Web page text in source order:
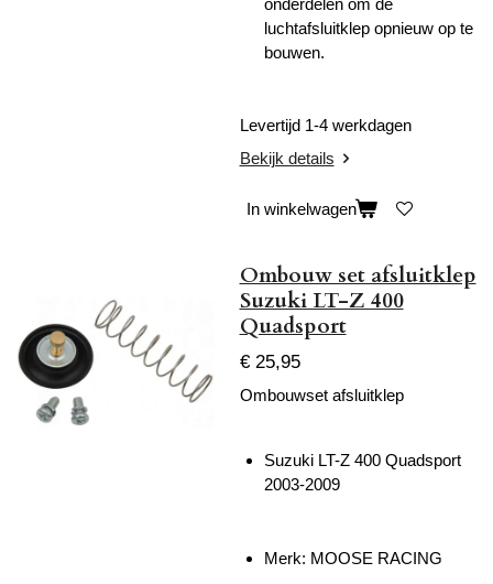
luchtafsluitklep opnieuw op te
bouwen.
Levertijd 1-4 werkdagen
Bekijk details
In winkelwagen
Ombouw set afsluitklep
Suzuki LT-Z 400
Quadsport
€ 25,95
Ombouwset afsluitklep
Suzuki LT-Z 400 Quadsport
2003-2009
Merk: MOOSE RACING